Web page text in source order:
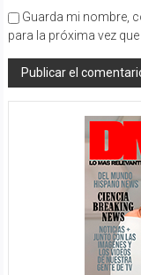
Guarda mi nombre,
para la próxima vez